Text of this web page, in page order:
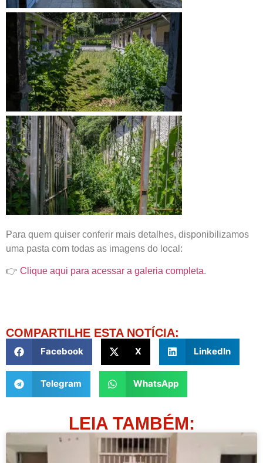
Para quem quiser conferir mais detalhes, disponibilizamos
uma pasta com todas as imagens do local:
👉 Clique aqui para acessar a galeria completa.
COMPARTILHE ESTA NOTÍCIA:
Facebook X LinkedIn
Telegram WhatsApp
LEIA TAMBÉM: